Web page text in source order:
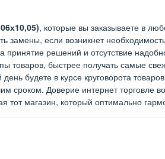
, которые вы заказываете в
замены, если возникнет
решений и отсутствие
товаров, быстрее получать самые
будете в курсе круговорота
сроком. Доверие интернет
тот магазин, который оптимально